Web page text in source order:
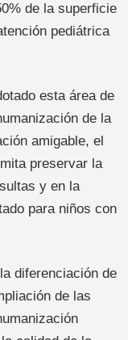
de la superficie
pediátrica
esta área de
de la
amigable, el
preservar la
y en la
para niños con
diferenciación de
de las